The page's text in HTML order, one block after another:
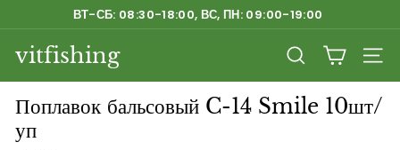
к
содержанию
Приостановить
ВТ-СБ: 08:30-18:00, ВС, ПН: 09:00-19:00
vitfishing ПОИСК
Поплавок бальсовый C-14 Smile 10шт/
уп